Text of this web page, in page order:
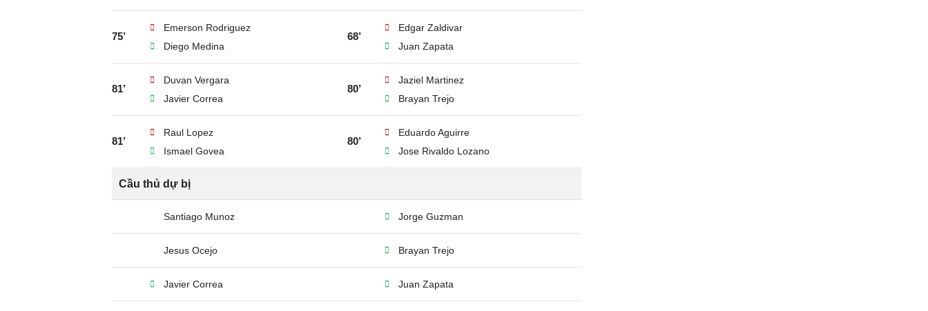
75’
Emerson Rodriguez
Diego Medina
68’
Edgar Zaldivar
Juan Zapata
81’
Duvan Vergara
Javier Correa
80’
Jaziel Martinez
Brayan Trejo
81’
Raul Lopez
Ismael Govea
80’
Eduardo Aguirre
Jose Rivaldo Lozano
Cầu thủ dự bị
Santiago Munoz Jorge Guzman
Jesus Ocejo Brayan Trejo
Javier Correa Juan Zapata